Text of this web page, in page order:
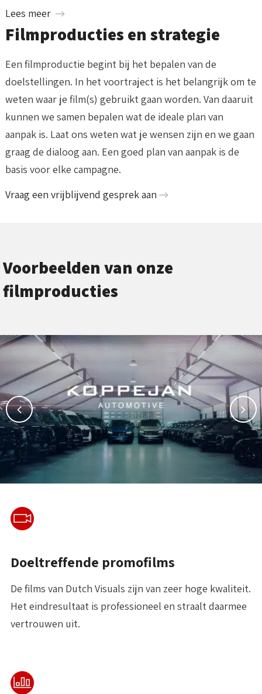
Lees meer
Filmproducties en strategie
Een filmproductie begint bij het bepalen van de
doelstellingen. In het voortraject is het belangrijk om te
weten waar je film(s) gebruikt gaan worden. Van daaruit
kunnen we samen bepalen wat de ideale plan van
aanpak is. Laat ons weten wat je wensen zijn en we gaan
graag de dialoog aan. Een goed plan van aanpak is de
basis voor elke campagne.
Vraag een vrijblijvend gesprek aan
Voorbeelden van onze
filmproducties
Doeltreffende promofilms
De films van Dutch Visuals zijn van zeer hoge kwaliteit.
Het eindresultaat is professioneel en straalt daarmee
vertrouwen uit.